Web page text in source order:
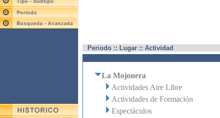
Periodo :: Lugar :: Actividad
La Mojonera
Actividades Aire Libre
Actividades de Formación
Espectáculos